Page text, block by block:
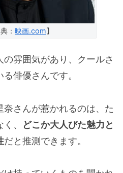
： 映画.com】
雰囲気があり、クールさ
俳優さんです。
さんが惹かれるのは、た
、
どこか大人びた魅力と
だと推測できます。